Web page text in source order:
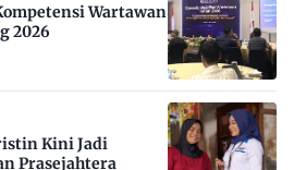
Wartawan
2026
Kini Jadi
Prasejahtera